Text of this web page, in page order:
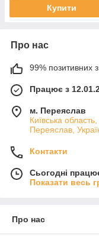
Купити
Про нас
99% позитивних з
Працює з
м. Переяслав
Київська
Переяслав,
Контакти
Сьогодні
Показати весь
Про нас